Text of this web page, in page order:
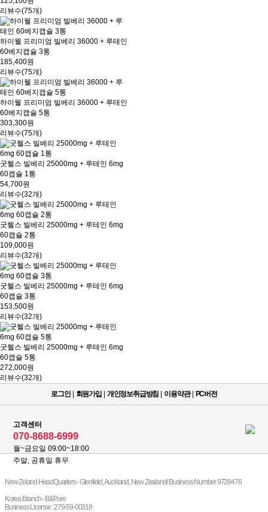
리뷰수(75개)
하이웰 프리미엄 빌베리 36000 + 루테인
60베지캡슐 3통
185,400원
리뷰수(75개)
하이웰 프리미엄 빌베리 36000 + 루테인
60베지캡슐 5통
303,300원
리뷰수(75개)
굿헬스 빌베리 25000mg + 루테인 6mg
60캡슐 1통
54,700원
리뷰수(32개)
굿헬스 빌베리 25000mg + 루테인 6mg
60캡슐 2통
109,000원
리뷰수(32개)
굿헬스 빌베리 25000mg + 루테인 6mg
60캡슐 3통
153,500원
리뷰수(32개)
굿헬스 빌베리 25000mg + 루테인 6mg
60캡슐 5통
272,000원
리뷰수(32개)
로그인| 회원가입 개인정보취급방침 이용약관| PC버전
고객센터
070-8688-6999
월~금요일 09:00~18:00
주말, 공휴일 휴무
New Zeland HeadQuarters - Glenfield, Auckland, New Zealand/ Business Number 9728476
Korea Branch - B&Pure
Business License : 279-59-00318